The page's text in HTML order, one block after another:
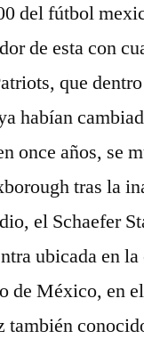
del fútbol
de esta con
que
habían
once años, se
tras la
el Schaefer
ubicada en
de México, en
también